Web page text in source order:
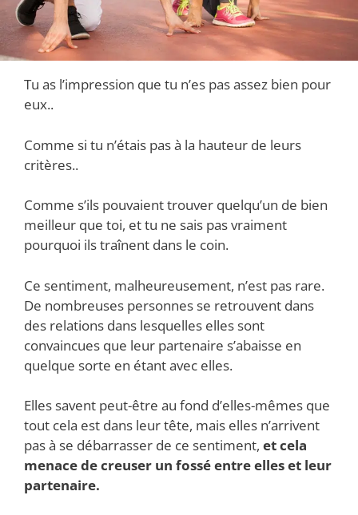
Tu as l’impression que tu n’es pas assez bien pour
eux..
Comme si tu n’étais pas à la hauteur de leurs
critères..
Comme s’ils pouvaient trouver quelqu’un de bien
meilleur que toi, et tu ne sais pas vraiment
pourquoi ils traînent dans le coin.
Ce sentiment, malheureusement, n’est pas rare.
De nombreuses personnes se retrouvent dans
des relations dans lesquelles elles sont
convaincues que leur partenaire s’abaisse en
quelque sorte en étant avec elles.
Elles savent peut-être au fond d’elles-mêmes que
tout cela est dans leur tête, mais elles n’arrivent
pas à se débarrasser de ce sentiment, et cela
menace de creuser un fossé entre elles et leur
partenaire.